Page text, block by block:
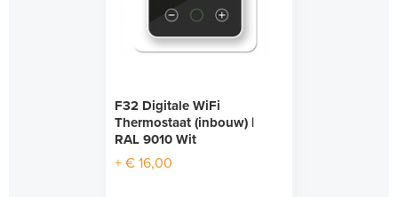
F32 Digitale WiFi
Thermostaat (inbouw) |
RAL 9010 Wit
+ € 16,00